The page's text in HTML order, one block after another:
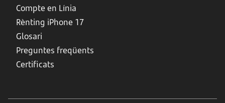
Compte en Línia
Rènting iPhone 17
Glosari
Preguntes freqüents
Certificats